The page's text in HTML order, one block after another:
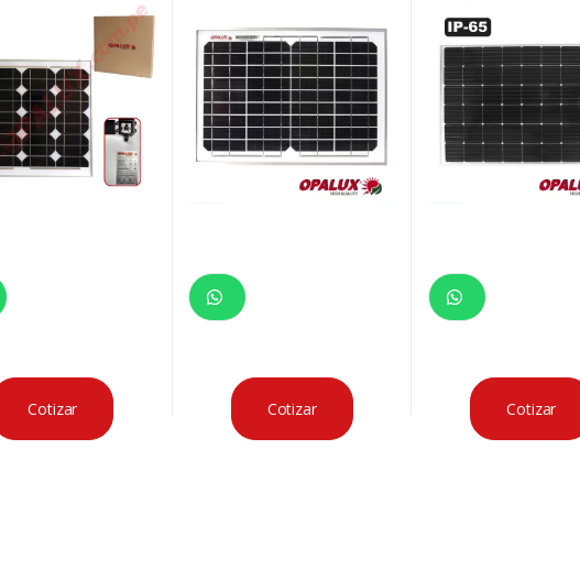
nublados o soleados
Cotizar Cotizar Cotizar